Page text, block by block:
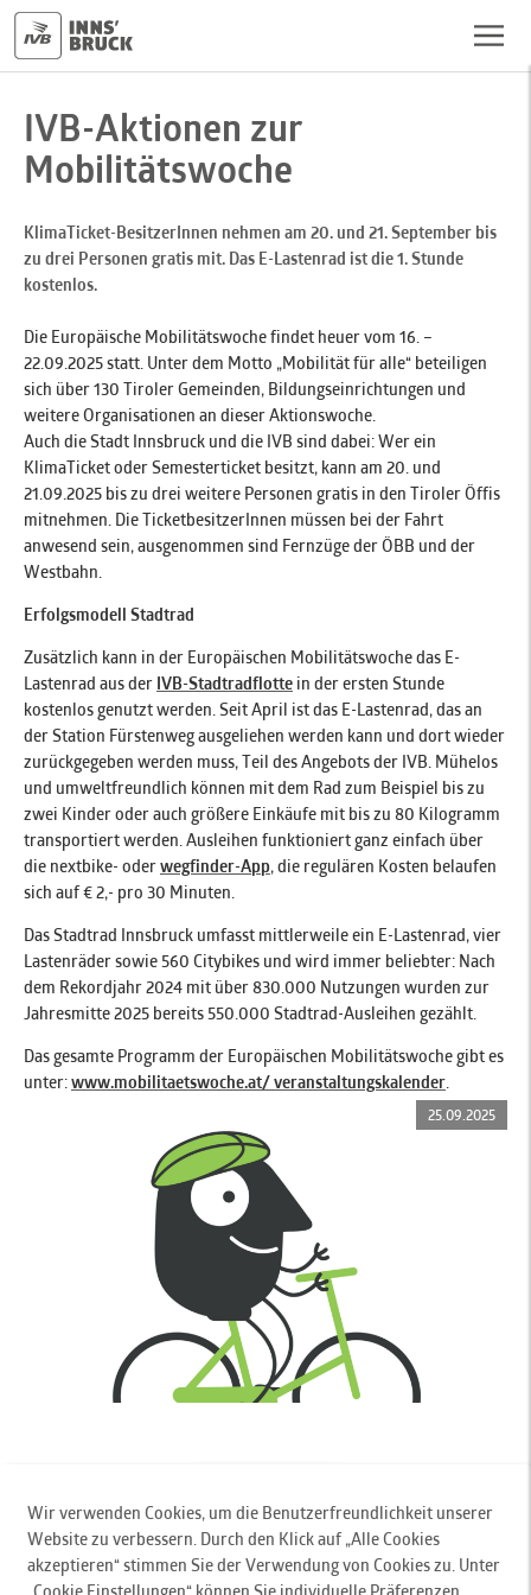
IVB-Aktionen zur
Mobilitätswoche
KlimaTicket-BesitzerInnen nehmen am 20. und 21. September bis
zu drei Personen gratis mit. Das E-Lastenrad ist die 1. Stunde
kostenlos.
Die Europäische Mobilitätswoche findet heuer vom 16. –
22.09.2025 statt. Unter dem Motto „Mobilität für alle“ beteiligen
sich über 130 Tiroler Gemeinden, Bildungseinrichtungen und
weitere Organisationen an dieser Aktionswoche.
Auch die Stadt Innsbruck und die IVB sind dabei: Wer ein
KlimaTicketoder Semesterticket besitzt, kann am 20. und
21.09.2025 bis zu drei weitere Personen gratis in den Tiroler Öffis
mitnehmen. Die TicketbesitzerInnen müssen bei der Fahrt
anwesend sein, ausgenommen sind Fernzüge der ÖBB und der
Westbahn.
Erfolgsmodell Stadtrad
Zusätzlich kann in der Europäischen Mobilitätswoche das E-
Lastenrad aus der IVB-Stadtradflotte in der ersten Stunde
kostenlos genutzt werden. Seit April ist das E-Lastenrad, das an
der Station Fürstenweg ausgeliehen werden kann und dort wieder
zurückgegeben werden muss, Teil des Angebots der IVB. Mühelos
und umweltfreundlich können mit dem Rad zum Beispiel bis zu
zwei Kinder oder auch größere Einkäufe mit bis zu 80 Kilogramm
transportiert werden. Ausleihen funktioniert ganz einfach über
die nextbike- oderwegfinder-App, die regulären Kosten belaufen
sich auf € 2,- pro 30 Minuten.
Das Stadtrad Innsbruck umfasst mittlerweile ein E-Lastenrad, vier
Lastenräder sowie 560 Citybikes und wird immer beliebter: Nach
dem Rekordjahr 2024 mit über 830.000 Nutzungen wurden zur
Jahresmitte 2025 bereits 550.000 Stadtrad-Ausleihen gezählt.
Das gesamte Programm der Europäischen Mobilitätswoche gibt es
unter:www.mobilitaetswoche.at/ veranstaltungskalender.
25.09.2025
Innsbrucker Verkehrsbetriebe und Stubaitalbahn GmbH, Pastorstr. 5, 6010 Innsbruck,
Austria, T +43 512 53 07-0,
Wir verwenden Cookies, um die Benutzerfreundlichkeit unserer
Website zu verbessern. Durch den Klick auf „Alle Cookies
akzeptieren“ stimmen Sie der Verwendung von Cookies zu. Unter